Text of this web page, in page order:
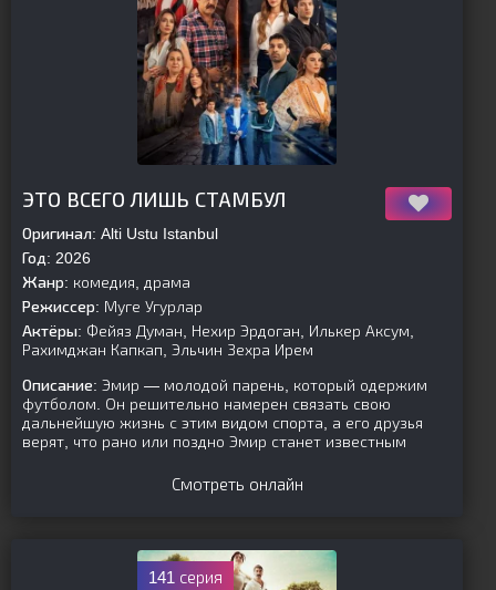
ЭТО ВСЕГО ЛИШЬ СТАМБУЛ
Оригинал: Alti Ustu Istanbul
Год: 2026
Жанр: комедия, драма
Режиссер: Муге Угурлар
Актёры: Фейяз Думан, Нехир Эрдоган, Илькер Аксум,
Рахимджан Капкап, Эльчин Зехра Ирем
Описание: Эмир — молодой парень, который одержим
футболом. Он решительно намерен связать свою
дальнейшую жизнь с этим видом спорта, а его друзья
верят, что рано или поздно Эмир станет известным
Смотреть онлайн
141 серия